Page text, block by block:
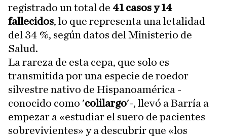
registrado un total de 41 casos y 14
fallecidos, lo que representa una letalidad
del 34 %, según datos del Ministerio de
Salud.
La rareza de esta cepa, que solo es
transmitida por una especie de roedor
silvestre nativo de Hispanoamérica -
conocido como 'colilargo'-, llevó a Barría a
empezar a «estudiar el suero de pacientes
sobrevivientes» y a descubrir que «los